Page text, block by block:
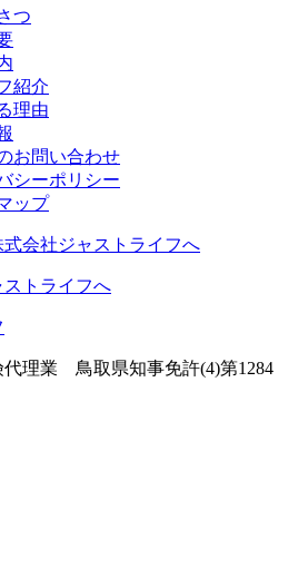
つ
紹介
理由
お問い合わせ
シーポリシー
ップ
トライフへ
理業 鳥取県知事免許(4)第1284